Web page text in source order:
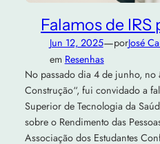
Falamos de IRS
Jun 12, 2025—porJosé
em Resenhas
No passado dia 4 de junho, no
Construção“, fui convidado a
Superior de Tecnologia da
sobre o Rendimento das
Associação dos Estudantes